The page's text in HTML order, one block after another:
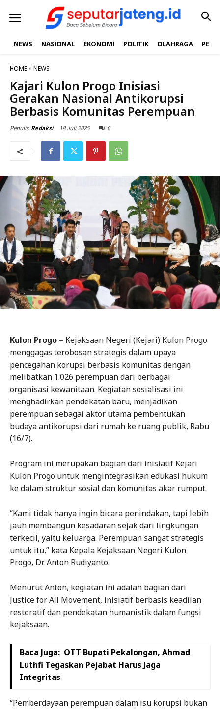
NEWS NASIONAL EKONOMI POLITIK OLAHRAGA
HOME NEWS
Kajari Kulon Progo Inisiasi
Gerakan Nasional Antikorupsi
Berbasis Komunitas Perempuan
Penulis Redaksi 18 Juli 2025 0
Kulon Progo – Kejaksaan Negeri (Kejari) Kulon Progo
menggagas terobosan strategis dalam upaya
pencegahan korupsi berbasis komunitas dengan
melibatkan 1.026 perempuan dari berbagai
organisasi kewanitaan. Kegiatan sosialisasi ini
menghadirkan pendekatan baru, menjadikan
perempuan sebagai aktor utama pembentukan
budaya antikorupsi dari rumah ke ruang publik, Rabu
(16/7).
Program ini merupakan bagian dari inisiatif Kejari
Kulon Progo untuk mengintegrasikan edukasi hukum
ke dalam struktur sosial dan komunitas akar rumput.
“Kami tidak hanya ingin bicara penindakan, tapi lebih
jauh membangun kesadaran sejak dari lingkungan
terkecil, yaitu keluarga. Perempuan sangat strategis
untuk itu,” kata Kepala Kejaksaan Negeri Kulon
Progo, Dr. Anton Rudiyanto.
Menurut Anton, kegiatan ini adalah bagian dari
Justice for All Movement, inisiatif berbasis keadilan
restoratif dan pendekatan humanistik dalam fungsi
kejaksaan.
Baca Juga: OTT Bupati Pekalongan, Ahmad
Luthfi Tegaskan Pejabat Harus Jaga
Integritas
“Pemberdayaan perempuan dalam isu korupsi bukan